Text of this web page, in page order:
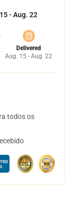
- Aug. 22
Delivered
Aug. 15 - Aug. 22
todos os